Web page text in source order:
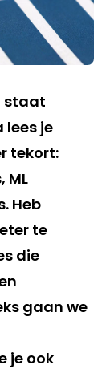
staat
lees je
tekort:
ML
. Heb
te
die
gaan we
je ook